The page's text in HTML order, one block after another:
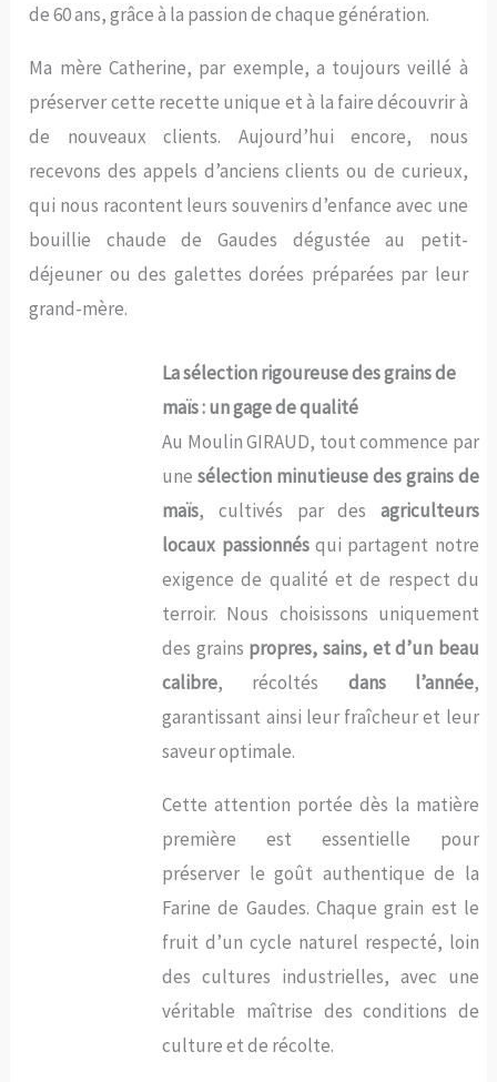
de 60 ans, grâce à la passion de chaque génération.
Ma mère Catherine, par exemple, a toujours veillé à
préserver cette recette unique et à la faire découvrir à
de nouveaux clients. Aujourd’hui encore, nous
recevons des appels d’anciens clients ou de curieux,
qui nous racontent leurs souvenirs d’enfance avec une
bouillie chaude de Gaudes dégustée au petit-
déjeuner ou des galettes dorées préparées par leur
grand-mère.
La sélection rigoureuse des grains de
maïs : un gage de qualité
Au Moulin GIRAUD, tout commence par
unesélection minutieuse des grains de
maïs, cultivés par des agriculteurs
locaux passionnésqui partagent notre
exigence de qualité et de respect du
terroir. Nous choisissons uniquement
des grains propres, sains, et d’un beau
calibre, récoltés dans l’année,
garantissant ainsi leur fraîcheur et leur
saveur optimale.
Cette attention portée dès la matière
première est essentielle pour
préserver le goût authentique de la
Farine de Gaudes. Chaque grain est le
fruit d’un cycle naturel respecté, loin
des cultures industrielles, avec une
véritable maîtrise des conditions de
culture et de récolte.